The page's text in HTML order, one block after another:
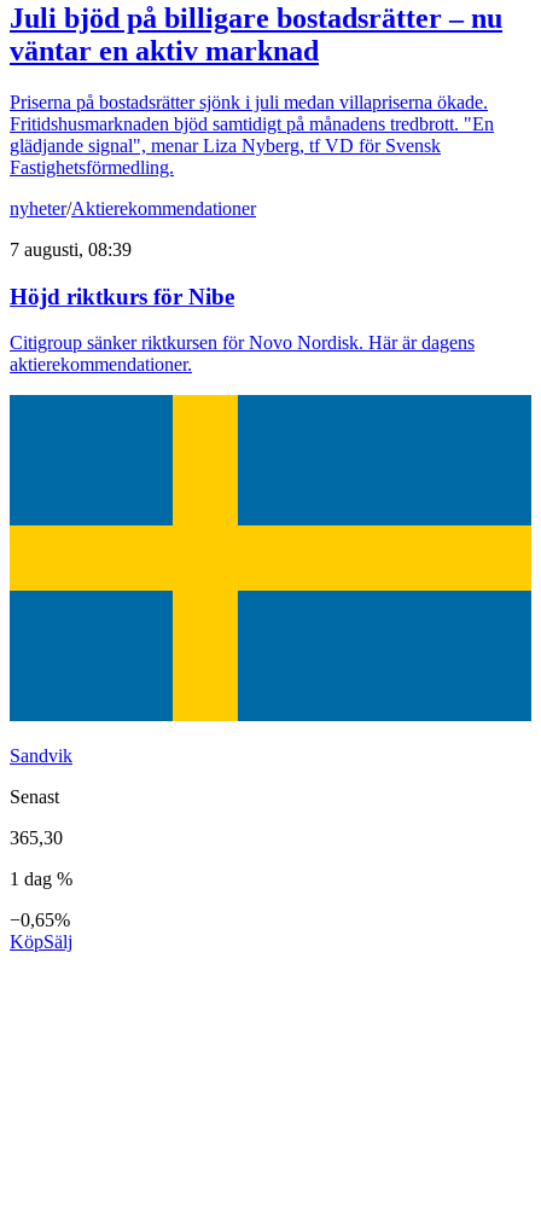
Juli bjöd på billigare bostadsrätter – nu
väntar en aktiv marknad
Priserna på bostadsrätter sjönk i juli medan villapriserna ökade.
Fritidshusmarknaden bjöd samtidigt på månadens tredbrott. "En
glädjande signal", menar Liza Nyberg, tf VD för Svensk
Fastighetsförmedling.
nyheter/Aktierekommendationer
7 augusti, 08:39
Höjd riktkurs för Nibe
Citigroup sänker riktkursen för Novo Nordisk. Här är dagens
aktierekommendationer.
Sandvik
Senast
365,30
1 dag %
−0,65%
KöpSälj